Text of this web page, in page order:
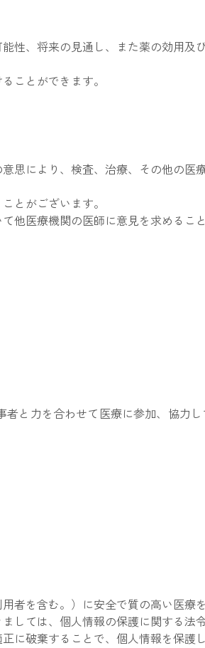
性、将来の見通し、また薬の効用及
ことができます。
思により、検査、治療、その他の医
とがございます。
医療機関の医師に意見を求めるこ
と力を合わせて医療に参加、協力
者を含む。）に安全で質の高い医療
しては、個人情報の保護に関する法
に破棄することで、個人情報を保護し